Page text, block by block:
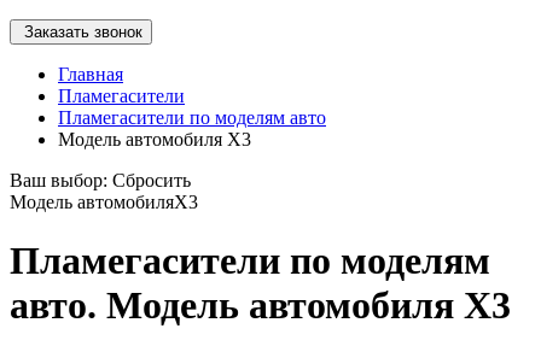
Заказать звонок
Главная
Пламегасители
Пламегасители по моделям авто
Модель автомобиля X3
Ваш выбор: Сбросить
Модель автомобиляX3
Пламегасители по моделям
авто. Модель автомобиля X3